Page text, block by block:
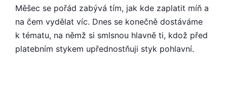
DÁ
UŠETŘIT
Měšec se pořád zabývá tím, jak kde zaplatit míň a
na čem vydělat víc. Dnes se konečně dostáváme
k tématu, na němž si smlsnou hlavně ti, kdož před
platebním stykem upřednostňuji styk pohlavní.